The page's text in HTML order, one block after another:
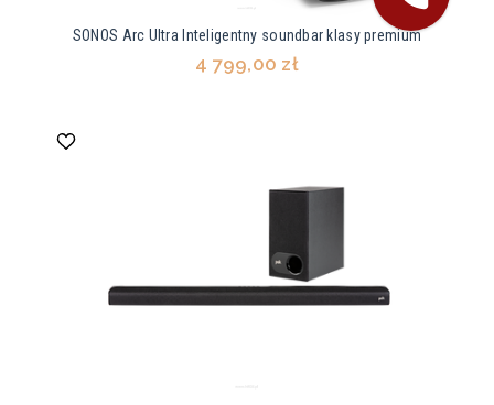
SONOS Arc Ultra Inteligentny soundbar klasy premium
4 799,00 zł